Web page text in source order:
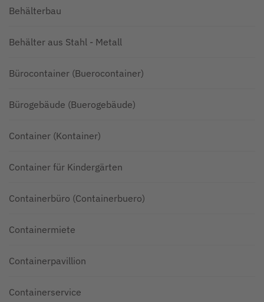
Behälterbau
Behälter aus Stahl - Metall
Bürocontainer (Buerocontainer)
Bürogebäude (Buerogebäude)
Container (Kontainer)
Container für Kindergärten
Containerbüro (Containerbuero)
Containermiete
Containerpavillion
Containerservice